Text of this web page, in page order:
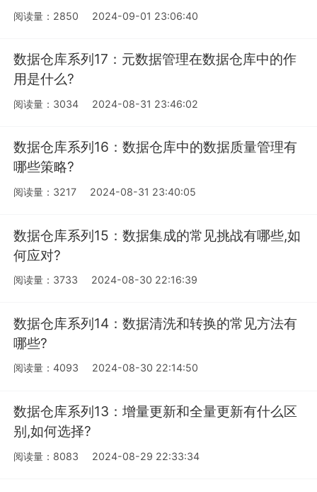
阅读量：2850 2024-09-01 23:06:40
数据仓库系列17：元数据管理在数据仓库中的作
用是什么?
阅读量：3034 2024-08-31 23:46:02
数据仓库系列16：数据仓库中的数据质量管理有
哪些策略?
阅读量：3217 2024-08-31 23:40:05
数据仓库系列15：数据集成的常见挑战有哪些,如
何应对?
阅读量：3733 2024-08-30 22:16:39
数据仓库系列14：数据清洗和转换的常见方法有
哪些?
阅读量：4093 2024-08-30 22:14:50
数据仓库系列13：增量更新和全量更新有什么区
别,如何选择?
阅读量：8083 2024-08-29 22:33:34